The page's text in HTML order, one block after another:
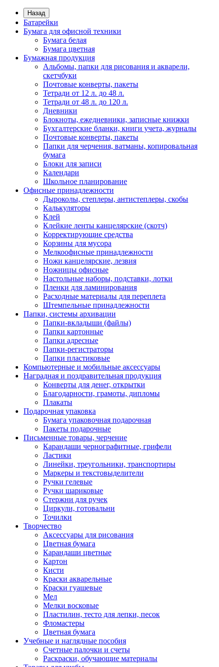
Назад
Батарейки
Бумага для офисной техники
Бумага белая
Бумага цветная
Бумажная продукция
Альбомы, папки для рисования и акварели,
скетчбуки
Почтовые конверты, пакеты
Тетради от 12 л. до 48 л.
Тетради от 48 л. до 120 л.
Дневники
Блокноты, ежедневники, записные книжки
Бухгалтерские бланки, книги учета, журналы
Почтовые конверты, пакеты
Папки для черчения, ватманы, копировальная
бумага
Блоки для записи
Календари
Школьное планирование
Офисные принадлежности
Дыроколы, степлеры, антистеплеры, скобы
Калькуляторы
Клей
Клейкие ленты канцелярские (скотч)
Корректирующие средства
Корзины для мусора
Мелкоофисные принадлежности
Ножи канцелярские, лезвия
Ножницы офисные
Настольные наборы, подставки, лотки
Пленки для ламинирования
Расходные материалы для переплета
Штемпельные принадлежности
Папки, системы архивации
Папки-вкладыши (файлы)
Папки картонные
Папки адресные
Папки-регистраторы
Папки пластиковые
Компьютерные и мобильные аксессуары
Наградная и поздравительная продукция
Конверты для денег, открытки
Благодарности, грамоты, дипломы
Плакаты
Подарочная упаковка
Бумага упаковочная подарочная
Пакеты подарочные
Письменные товары, черчение
Карандаши чернографитные, грифели
Ластики
Линейки, треугольники, транспортиры
Маркеры и текстовыделители
Ручки гелевые
Ручки шариковые
Стержни для ручек
Циркули, готовальни
Точилки
Творчество
Аксессуары для рисования
Цветная бумага
Карандаши цветные
Картон
Кисти
Краски акварельные
Краски гуашевые
Мел
Мелки восковые
Пластилин, тесто для лепки, песок
Фломастеры
Цветная бумага
Учебные и наглядные пособия
Счетные палочки и счеты
Раскраски, обучающие материалы